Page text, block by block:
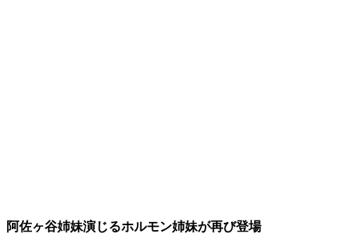
阿佐ヶ谷姉妹演じるホルモン姉妹が再び登場